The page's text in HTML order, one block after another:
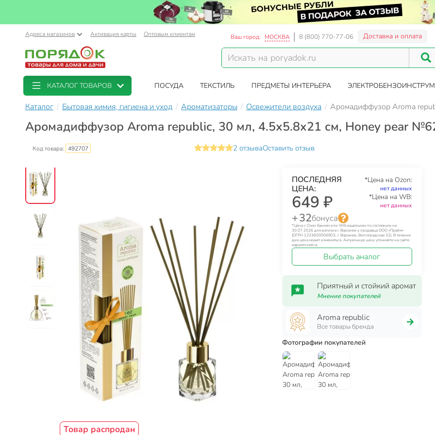
Адреса магазинов Активация карты Оптовым клиентам Ваш город: МОСКВА 8 (800) 770-77-06 Доставка и оплата
КАТАЛОГ ТОВАРОВ ПОСУДА ТЕКСТИЛЬ ПРЕДМЕТЫ ИНТЕРЬЕРА
Каталог Бытовая химия, гигиена и уход Ароматизаторы Освежители воздуха Аромадиффузор Aroma
Аромадиффузор Aroma republic, 30 мл, 4.5х5.8х21 см, Honey pear
Код товара: 492707 2 отзываОставить отзыв
Товар распродан
ПОСЛЕДНЯЯ
ЦЕНА:
649 ₽
*Цена на Ozon:
нет данных
*Цена на WB:
нет данных
+ 32бонуса
*Цена с Озон банком или WB кошельком по состоянию на
30.07.2026 для региона г. Воронеж у продавца ООО «Прайм»
(ОГРН 1233600006903, г. Воронеж, Волгоградская 32). В течение
дня цена может изменяться. Актуальную цену уточняйте на сайте
маркетплейса.
Выбрать аналог
Приятный и стойкий аромат
Мнение покупателей
Aroma republic
Все товары бренда
Фотографии покупателей